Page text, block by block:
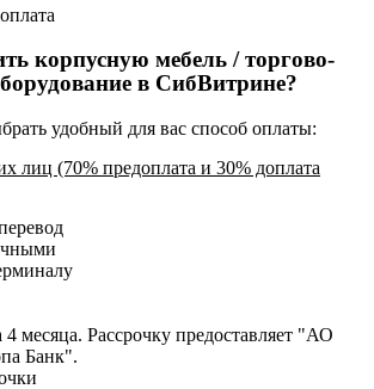
корпусную мебель / торгово-
в СибВитрине?
удобный для вас способ оплаты:
лиц (70% предоплата и 30% доплата
4 месяца. Рассрочку предоставляет "АО
Банк".